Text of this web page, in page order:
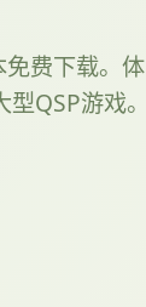
费下载。体
QSP游戏。